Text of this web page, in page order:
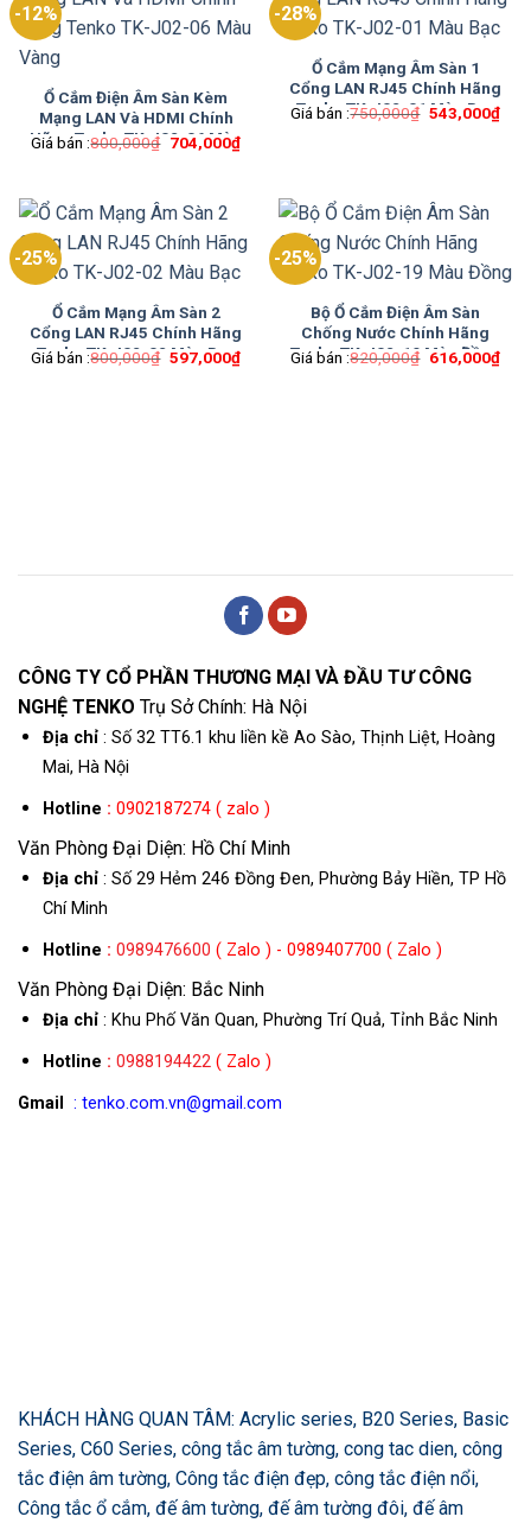
-12%
Ổ Cắm Điện Âm Sàn Kèm
Mạng LAN Và HDMI Chính
Hãng Tenko TK-J02-06 Màu
Giá bán :800,000₫ Giá
704,000₫Giá
hiện
704,000₫.
-28%
Ổ Cắm Mạng Âm Sàn 1
Cổng LAN RJ45 Chính Hãng
Tenko TK-J02-01 Màu Bạc
Giá bán :750,000₫ Giá
543,000₫Giá
hiện
-25%
Ổ Cắm Mạng Âm Sàn 2
Cổng LAN RJ45 Chính Hãng
Tenko TK-J02-02 Màu Bạc
Giá bán :800,000₫ Giá
597,000₫Giá
hiện
-25%
Bộ Ổ Cắm Điện Âm Sàn
Chống Nước Chính Hãng
Tenko TK-J02-19 Màu Đồng
Giá bán :820,000₫ Giá
616,000₫Giá
hiện
CÔNG TY CỔ PHẦN THƯƠNG MẠI VÀ ĐẦU TƯ CÔNG
NGHỆ TENKO Trụ Sở Chính: Hà Nội
Địa chỉ: Số 32 TT6.1 khu liền kề Ao Sào, Thịnh Liệt, Hoàng
Mai, Hà Nội
Hotline : 0902187274 ( zalo )
Văn Phòng Đại Diện: Hồ Chí Minh
Địa chỉ: Số 29 Hẻm 246 Đồng Đen, Phường Bảy Hiền, TP Hồ
Chí Minh
Hotline : 0989476600 ( Zalo ) - 0989407700 ( Zalo )
Văn Phòng Đại Diện: Bắc Ninh
Địa chỉ: Khu Phố Văn Quan, Phường Trí Quả, Tỉnh Bắc Ninh
Hotline : 0988194422( Zalo )
Gmail : tenko.com.vn@gmail.com
KHÁCH HÀNG QUAN TÂM: Acrylic series, B20 Series, Basic
Series, C60 Series, công tắc âm tường, cong tac dien, công
tắc điện âm tường, Công tắc điện đẹp, công tắc điện nổi,
Công tắc ổ cắm, đế âm tường, đế âm tường đôi, đế âm